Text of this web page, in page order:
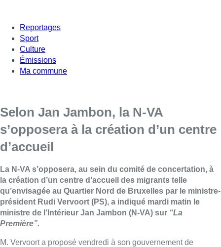
Reportages
Sport
Culture
Émissions
Ma commune
Selon Jan Jambon, la N-VA
s’opposera à la création d’un centre
d’accueil
La N-VA s’opposera, au sein du comité de concertation, à
la création d’un centre d’accueil des migrants telle
qu’envisagée au Quartier Nord de Bruxelles par le ministre-
président Rudi Vervoort (PS), a indiqué mardi matin le
ministre de l’Intérieur Jan Jambon (N-VA) sur “La
Première”.
M. Vervoort a proposé vendredi à son gouvernement de